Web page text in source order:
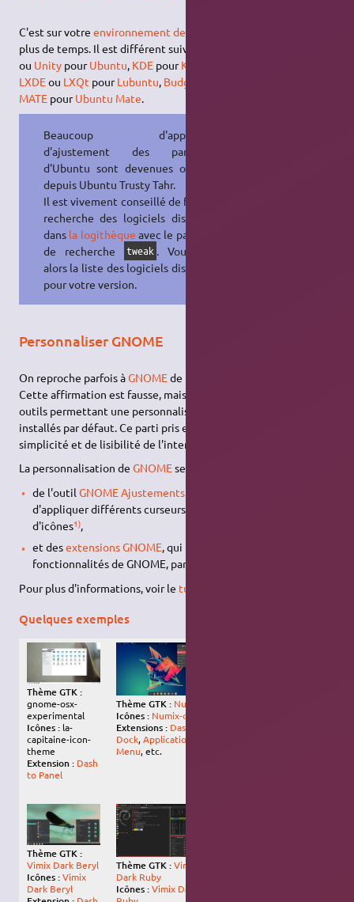
C'est sur votreenvironnement de travail
plus de temps. Il est différent suivant votre "version",
ou Unity pourUbuntu, KDE pourKubuntu
LXDEou LXQt pourLubuntu, Budgie
MATE pourUbuntu Mate.
Beaucoup d'applications
d'ajustement des paramètres
d'Ubuntu sont devenues obsolètes
depuis Ubuntu Trusty Tahr.
Il est vivement conseillé de faire une
recherche des logiciels disponibles
dans la logithèque avec le paramètre
de recherche
tweak . Vous aurez
alors la liste des logiciels disponibles
pour votre version.
Personnaliser GNOME
On reproche parfois àGNOMEde ne pas être personnalisable.
Cette affirmation est fausse, mais elle vient du fait que les
outils permettant une personnalisation profonde ne sont pas
installés par défaut. Ce parti pris est motivé par un désir de
simplicité et de lisibilité de l'interface par défaut.
La personnalisation deGNOMEse fait essentiellement à l'aide
de l'outil GNOME Ajustementsqui permet entre autres
d'appliquer différents curseurs, thèmes
d'icônes1),
et desextensions GNOME, qui permettent de modifier les
fonctionnalités de GNOME, parfois très en profondeur.
Pour plus d'informations, voir le tutoriel dédié
Quelques exemples
Thème GTK :
gnome-osx-
experimental
Icônes : la-
capitaine-icon-
theme
Extension : Dash
to Panel
Thème GTK : Numix
Icônes : Numix-circle
Extensions : Dash to
Dock,Applications
Menu, etc.
Thème GTK :
Vimix Dark Beryl
Icônes : Vimix
Dark Beryl
Thème GTK : Vimix
Dark Ruby
Icônes : Vimix Dark